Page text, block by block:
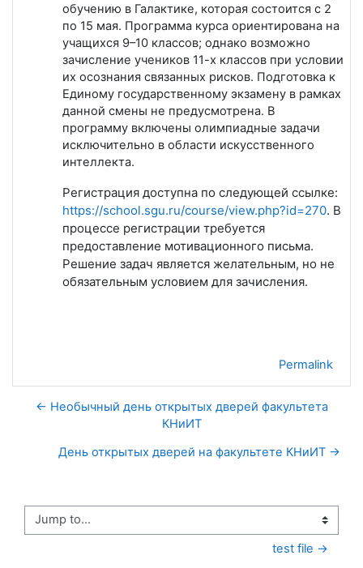
обучению в Галактике, которая состоится с 2
по 15 мая. Программа курса ориентирована на
учащихся 9–10 классов; однако возможно
зачисление учеников 11-х классов при условии
их осознания связанных рисков. Подготовка к
Единому государственному экзамену в рамках
данной смены не предусмотрена. В
программу включены олимпиадные задачи
исключительно в области искусственного
интеллекта.
Регистрация доступна по следующей ссылке:
https://school.sgu.ru/course/view.php?id=270. В
процессе регистрации требуется
предоставление мотивационного письма.
Решение задач является желательным, но не
обязательным условием для зачисления.
Permalink
← Необычный день открытых дверей факультета
КНиИТ
День открытых дверей на факультете КНиИТ →
Jump to...
test file →